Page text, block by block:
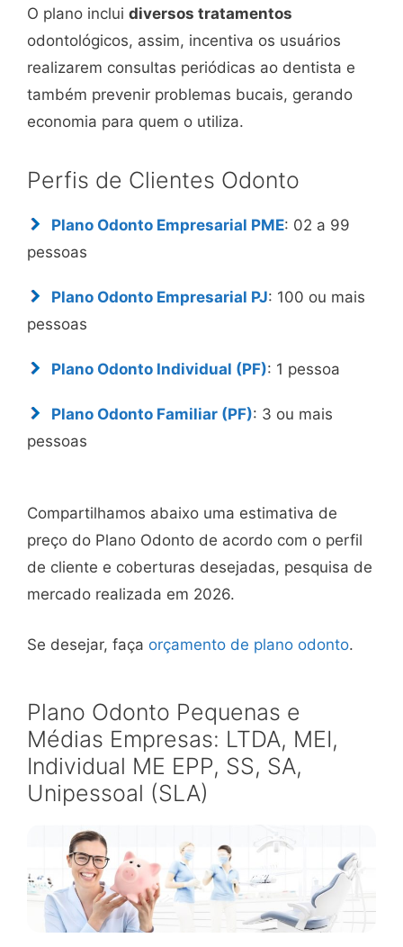
O plano inclui diversos tratamentos
odontológicos, assim, incentiva os usuários
realizarem consultas periódicas ao dentista e
também prevenir problemas bucais, gerando
economia para quem o utiliza.
Perfis de Clientes Odonto
Plano Odonto Empresarial PME: 02 a 99
pessoas
Plano Odonto Empresarial PJ: 100 ou mais
pessoas
Plano Odonto Individual (PF): 1 pessoa
Plano Odonto Familiar (PF): 3 ou mais
pessoas
Compartilhamos abaixo uma estimativa de
preço do Plano Odonto de acordo com o perfil
de cliente e coberturas desejadas, pesquisa de
mercado realizada em 2026.
Se desejar, faça orçamento de plano odonto.
Plano Odonto Pequenas e
Médias Empresas: LTDA, MEI,
Individual ME EPP, SS, SA,
Unipessoal (SLA)